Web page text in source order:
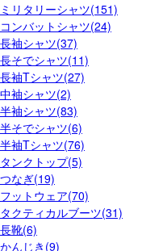
ミリタリーシャツ(151)
コンバットシャツ(24)
長袖シャツ(37)
長そでシャツ(11)
長袖Tシャツ(27)
中袖シャツ(2)
半袖シャツ(83)
半そでシャツ(6)
半袖Tシャツ(76)
タンクトップ(5)
つなぎ(19)
フットウェア(70)
タクティカルブーツ(31)
長靴(6)
かんじき(9)